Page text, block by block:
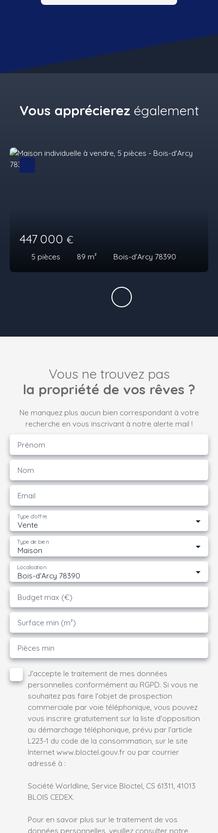
Vous apprécierez également
447 000 €
5 pièces 89 m² Bois-d'Arcy 78390
Vous ne trouvez pas
la propriété de vos rêves ?
Ne manquez plus aucun bien correspondant à votre
recherche en vous inscrivant à notre alerte mail !
Prénom
Nom
Email
Vente
Type d'offre
Maison
Type de bien
Bois-d'Arcy 78390
Localisation
Budget max (€)
Surface min (m²)
Pièces min
J'accepte le traitement de mes données
personnelles conformément au RGPD. Si vous ne
souhaitez pas faire l'objet de prospection
commerciale par voie téléphonique, vous pouvez
vous inscrire gratuitement sur la liste d'opposition
au démarchage téléphonique, prévu par l'article
L223-1 du code de la consommation, sur le site
Internet www.bloctel.gouv.fr ou par courrier
adressé à :
Société Worldline, Service Bloctel, CS 61311, 41013
BLOIS CEDEX.
Pour en savoir plus sur le traitement de vos
données personnelles, veuillez consulter notre